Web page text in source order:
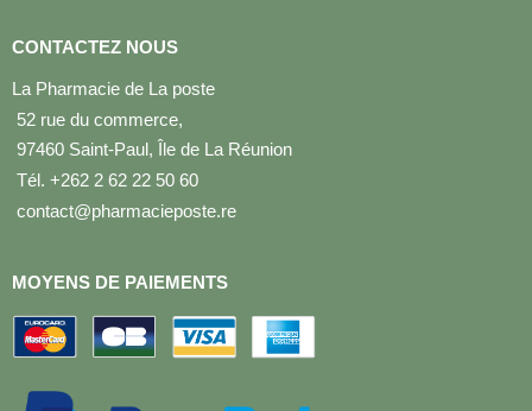
CONTACTEZ NOUS
La Pharmacie de La poste
52 rue du commerce,
97460 Saint-Paul, Île de La Réunion
Tél. +262 2 62 22 50 60
contact@pharmacieposte.re
MOYENS DE PAIEMENTS